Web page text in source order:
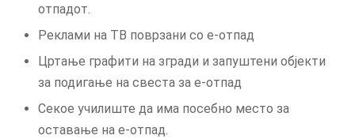
отпадот.
Реклами на ТВ поврзани со е-отпад
Цртање графити на згради и запуштени објекти
за подигање на свеста за е-отпад
Секое училиште да има посебно место за
оставање на е-отпад.